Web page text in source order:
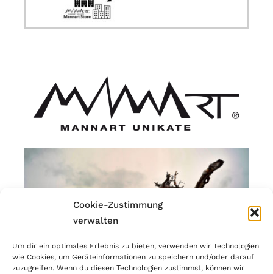
Cookie-Zustimmung
verwalten
Um dir ein optimales Erlebnis zu bieten, verwenden wir Technologien
wie Cookies, um Geräteinformationen zu speichern und/oder darauf
zuzugreifen. Wenn du diesen Technologien zustimmst, können wir